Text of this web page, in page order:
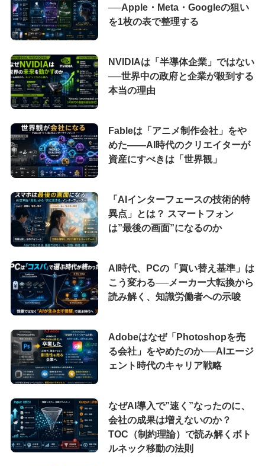
──Apple・Meta・Googleの狙い
を1枚の表で整理する
NVIDIAは「半導体企業」ではない
──世界中の政府と企業が殺到する
本当の理由
Fableは「アニメ制作会社」をや
めた――AI時代のクリエイターが
資産にすべきは「世界観」
「AIインターフェースの技術的特
異点」とは？ スマートフォン
は”最後の画面”になるのか
AI時代、PCの「買い替え基準」は
こう変わる──メーカー大転換から
読み解く、知識労働者への示唆
Adobeはなぜ「Photoshopを売
る会社」をやめたのか──AIエージ
ェント時代のキャリア戦略
なぜAI導入で”速く”なったのに、
会社の成果は増えないのか？
TOC（制約理論）で読み解くボト
ルネック移動の法則